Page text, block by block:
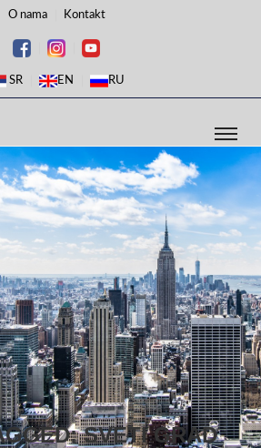
O nama Kontakt
SR EN RU
SVETI GRAD